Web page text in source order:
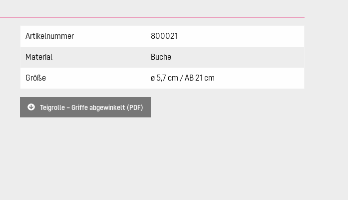
Artikelnummer 800021
Material Buche
Größe ø 5,7 cm / AB 21 cm
Teigrolle – Griffe abgewinkelt (PDF)